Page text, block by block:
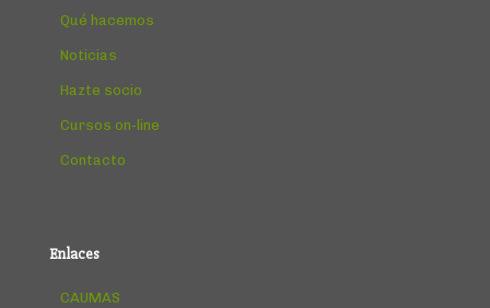
Qué hacemos
Noticias
Hazte socio
Cursos on-line
Contacto
Enlaces
CAUMAS